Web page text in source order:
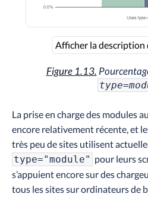
Afficher la description
Figure 1.13.
La prise en charge des modules
encore relativement récente, et
très peu de sites utilisent
type="module" pour leurs
s’appuient encore sur des
tous les sites sur ordinateurs de